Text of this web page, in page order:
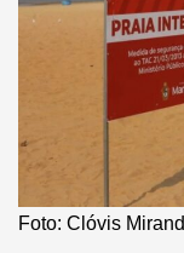
Foto: Clóvis